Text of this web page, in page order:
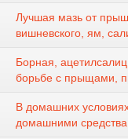
Лучшая мазь от
вишневского, ям,
Борная,
борьбе с прыщами,
В домашних
домашними